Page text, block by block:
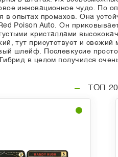
инновационное чудо. По
в опытах промахов. Она
Poison Auto. Он
кристаллами
тут присутствует и
шлейф. Послевкусие
в целом получился
ТОП 20